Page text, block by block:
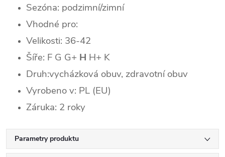
Sezóna: podzimní/zimní
Vhodné pro:
Velikosti: 36-42
Šíře: F G G+ H H+ K
Druh:vycházková obuv, zdravotní obuv
Vyrobeno v: PL (EU)
Záruka: 2 roky
Parametry produktu